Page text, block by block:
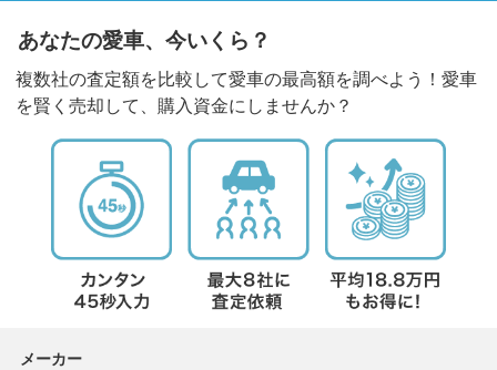
あなたの愛車、今いくら？
複数社の査定額を比較して愛車の最高額を調べよう！愛車
を賢く売却して、購入資金にしませんか？
メーカー